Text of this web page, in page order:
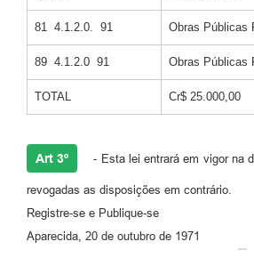
81 4.1.2.0. 91 Obras Públicas
89 4.1.2.0 91 Obras Públicas
TOTAL Cr$ 25.000,00
Art 3º - Esta lei entrará em vigor na
revogadas as disposições em contrário.
Registre-se e Publique-se
Aparecida, 20 de outubro de 1971